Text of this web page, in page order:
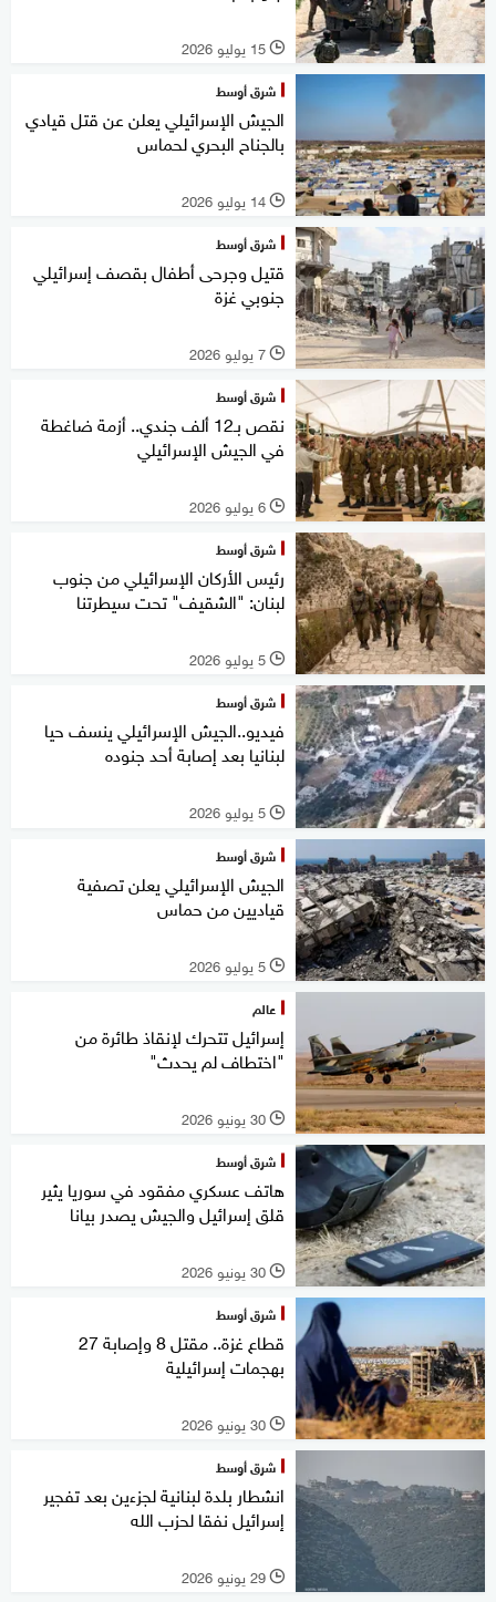
l 15 يوليو 2026
شرق أوسط
الجيش الإسرائيلي يعلن عن قتل قيادي
بالجناح البحري لحماس
l 14 يوليو 2026
شرق أوسط
قتيل وجرحى أطفال بقصف إسرائيلي
جنوبي غزة
l 7 يوليو 2026
شرق أوسط
نقص بـ12 ألف جندي.. أزمة ضاغطة
في الجيش الإسرائيلي
l 6 يوليو 2026
شرق أوسط
رئيس الأركان الإسرائيلي من جنوب
لبنان: "الشقيف" تحت سيطرتنا
l 5 يوليو 2026
شرق أوسط
فيديو..الجيش الإسرائيلي ينسف حيا
لبنانيا بعد إصابة أحد جنوده
l 5 يوليو 2026
شرق أوسط
الجيش الإسرائيلي يعلن تصفية
قياديين من حماس
l 5 يوليو 2026
عالم
إسرائيل تتحرك لإنقاذ طائرة من
"اختطاف لم يحدث"
l 30 يونيو 2026
شرق أوسط
هاتف عسكري مفقود في سوريا يثير
قلق إسرائيل والجيش يصدر بيانا
l 30 يونيو 2026
شرق أوسط
قطاع غزة.. مقتل 8 وإصابة 27
بهجمات إسرائيلية
l 30 يونيو 2026
شرق أوسط
انشطار بلدة لبنانية لجزءين بعد تفجير
إسرائيل نفقا لحزب الله
l 29 يونيو 2026